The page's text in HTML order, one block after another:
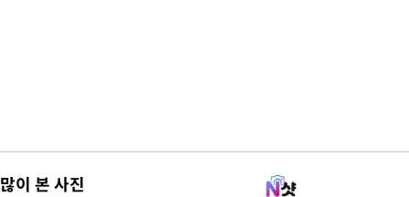
많이 본 사진